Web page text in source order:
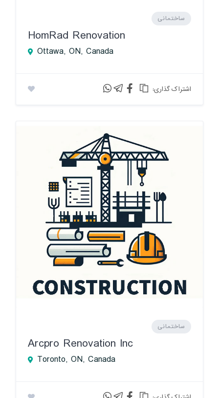
ساختمانی
HomRad Renovation
Ottawa, ON, Canada
:اشتراک گذاری
ساختمانی
Arcpro Renovation Inc
Toronto, ON, Canada